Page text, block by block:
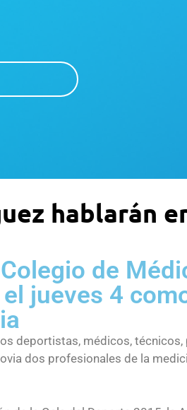
hablarán
de
jueves 4
deportistas, médicos,
dos profesionales de la